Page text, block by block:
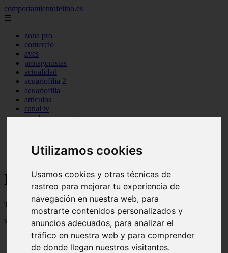
Utilizamos cookies
Usamos cookies y otras técnicas de
rastreo para mejorar tu experiencia de
navegación en nuestra web, para
mostrarte contenidos personalizados y
anuncios adecuados, para analizar el
tráfico en nuestra web y para comprender
de donde llegan nuestros visitantes.
comportamientofelino.es
☰
zona pro
comercio
aves
protagonistas
actualidad
acuariofilia 2
acuariofilia
articulos
canal tv
nombres para gatos
uncategorized
zona pro
Blog sobre gatos
Todo sobre gatos, nombres de gatos y razas de gatos
Mostrando 1 - 24 de 2801 artículos